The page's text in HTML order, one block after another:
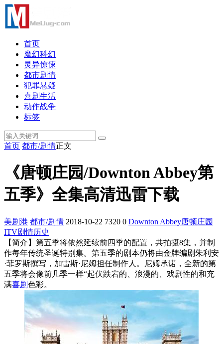
首页
魔幻科幻
灵异惊悚
都市剧情
犯罪悬疑
喜剧生活
动作战争
标签
首页 都市/剧情正文
《唐顿庄园/Downton Abbey第
五季》全集高清迅雷下载
美剧港 都市/剧情 2018-10-22 7320 0 Downton Abbey唐顿庄园
ITV剧情历史
【简介】第五季将依然延续前四季的配置，共拍摄8集，并制
作每年传统圣诞特别集。第五季的剧本仍将由金牌编剧朱利安
·菲罗斯撰写，加雷斯·尼姆担任制作人。尼姆承诺，全新的第
五季将会像前几季一样“起伏跌宕的、浪漫的、戏剧性的和充
满喜剧色彩。